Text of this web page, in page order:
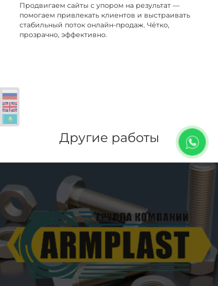
Продвигаем сайты с упором на результат —
помогаем привлекать клиентов и выстраивать
стабильный поток онлайн-продаж. Чётко,
прозрачно, эффективно.
Другие работы